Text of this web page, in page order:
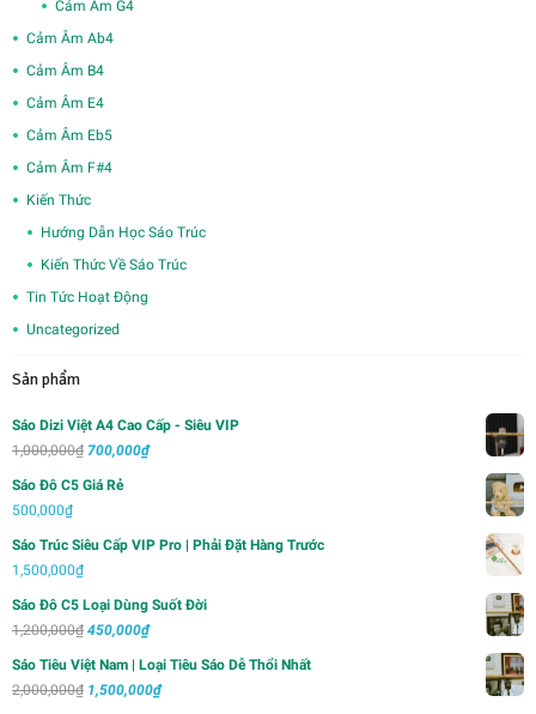
Cảm Âm G4
Cảm Âm Ab4
Cảm Âm B4
Cảm Âm E4
Cảm Âm Eb5
Cảm Âm F#4
Kiến Thức
Hướng Dẫn Học Sáo Trúc
Kiến Thức Về Sáo Trúc
Tin Tức Hoạt Động
Uncategorized
Sản phẩm
Sáo Dizi Việt A4 Cao Cấp - Siêu VIP
1,000,000₫ Giá
700,000₫Giá
700,000₫.
Sáo Đô C5 Giá Rẻ
500,000₫
Sáo Trúc Siêu Cấp VIP Pro | Phải Đặt Hàng Trước
1,500,000₫
Sáo Đô C5 Loại Dùng Suốt Đời
1,200,000₫ Giá
là:
1,200,000₫.
450,000₫Giá
là:
Sáo Tiêu Việt Nam | Loại Tiêu Sáo Dễ Thổi Nhất
2,000,000₫ Giá
1,500,000₫Giá